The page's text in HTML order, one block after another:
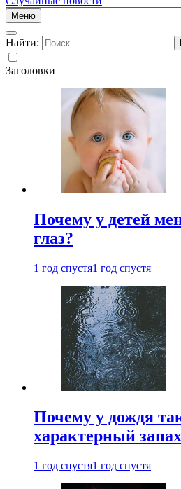
Меню
Найти:
Заголовки
Почему у детей
глаз?
1 год спустя1 год спустя
Почему у дождя
характерный
1 год спустя1 год спустя